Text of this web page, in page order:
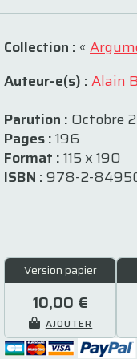
Version papier
10,00 €
AJOUTER
Collection : «
Auteur-e(s) :Alain
Parution : Octobre
Pages :196
Format :115 x 190
ISBN :978-2-